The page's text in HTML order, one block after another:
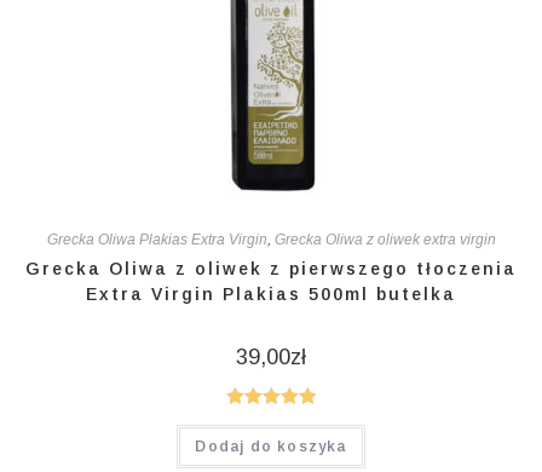
Grecka Oliwa Plakias Extra Virgin, Grecka Oliwa z oliwek extra virgin
Grecka Oliwa z oliwek z pierwszego tłoczenia
Extra Virgin Plakias 500ml butelka
39,00zł
Oceniono
5.00na 5
Dodaj do koszyka